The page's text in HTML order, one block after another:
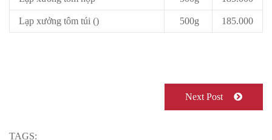
Lạp xưởng tôm túi () 500g 185.000
Next Post
TAGS: